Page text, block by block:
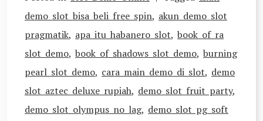
demo slot bisa beli free spin, akun demo slot
pragmatik, apa itu habanero slot, book of ra
slot demo, book of shadows slot demo, burning
pearl slot demo, cara main demo di slot, demo
slot aztec deluxe rupiah, demo slot fruit party,
demo slot olympus no lag, demo slot pg soft